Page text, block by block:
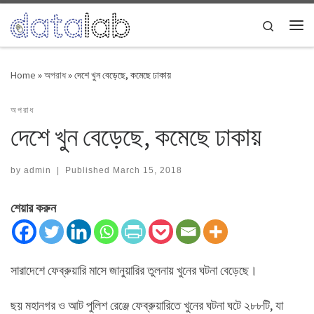
Skip to content
Search
Home »অপরাধ»দেশে খুন বেড়েছে, কমেছে ঢাকায়
অপরাধ
দেশে খুন বেড়েছে, কমেছে ঢাকায়
by admin | Published March 15, 2018
শেয়ার করুন
সারাদেশে ফেব্রুয়ারি মাসে জানুয়ারির তুলনায় খুনের ঘটনা বেড়েছে।
ছয় মহানগর ও আট পুলিশ রেঞ্জে ফেব্রুয়ারিতে খুনের ঘটনা ঘটে ২৮৮টি, যা